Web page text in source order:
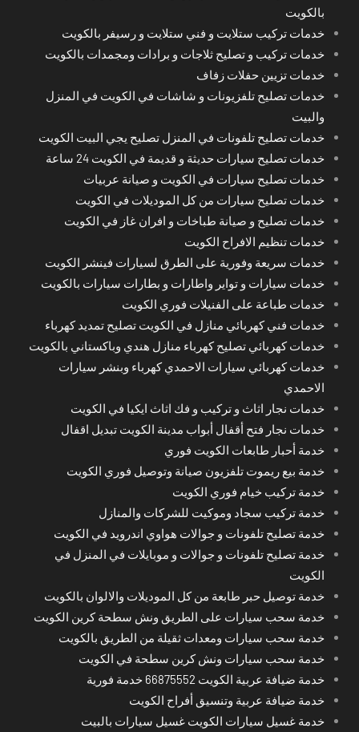
بالكويت
خدمات تركيب ستلايت و فني ستلايت و رسيفر بالكويت
خدمات تركيب و تصليح ثلاجات و برادات ومجمدات بالكويت
خدمات تزيين حفلات زفاف
خدمات تصليح تلفزيونات و شاشات في الكويت في المنزل
والبيت
خدمات تصليح تلفونات في المنزل تصليح يجي البيت الكويت
خدمات تصليح سيارات حديثة و قديمة في الكويت 24 ساعة
خدمات تصليح سيارات في الكويت و صيانة عربيات
خدمات تصليح سيارات من كل الموديلات في الكويت
خدمات تصليح و صيانة طباخات و افران غاز في الكويت
خدمات تنظيم الافراح الكويت
خدمات سريعة وفورية على الطرق لسيارات فينشر الكويت
خدمات سيارات و تواير واطارات و بطارات سيارات بالكويت
خدمات طباعة على الفنيلات فوري الكويت
خدمات فني كهربائي منازل في الكويت تصليح تمديد كهرباء
خدمات كهربائي تصليح كهرباء منازل هندي وباكستاني بالكويت
خدمات كهربائي سيارات الاحمدي كهرباء وبنشر سيارات
الاحمدي
خدمات نجار اثاث و تركيب و فك اثاث ايكيا في الكويت
خدمات نجار فتح أقفال أبواب مدينة الكويت تبديل اقفال
خدمة أحبار طابعات الكويت فوري
خدمة بيع ريموت تلفزيون صيانة وتوصيل فوري الكويت
خدمة تركيب خيام فوري الكويت
خدمة تركيب سجاد وموكيت للشركات والمنازل
خدمة تصليح تلفونات و جوالات هواوي اندرويد في الكويت
خدمة تصليح تلفونات و جوالات و موبايلات في المنزل في
الكويت
خدمة توصيل حبر طابعة من كل الموديلات والالوان بالكويت
خدمة سحب سيارات على الطريق ونش سطحة كرين الكويت
خدمة سحب سيارات ومعدات ثقيلة من الطريق بالكويت
خدمة سحب سيارات ونش كرين سطحة في الكويت
خدمة ضيافة عربية الكويت 66875552 خدمة فورية
خدمة ضيافة عربية وتنسيق أفراح الكويت
خدمة غسيل سيارات الكويت غسيل سيارات بالبيت